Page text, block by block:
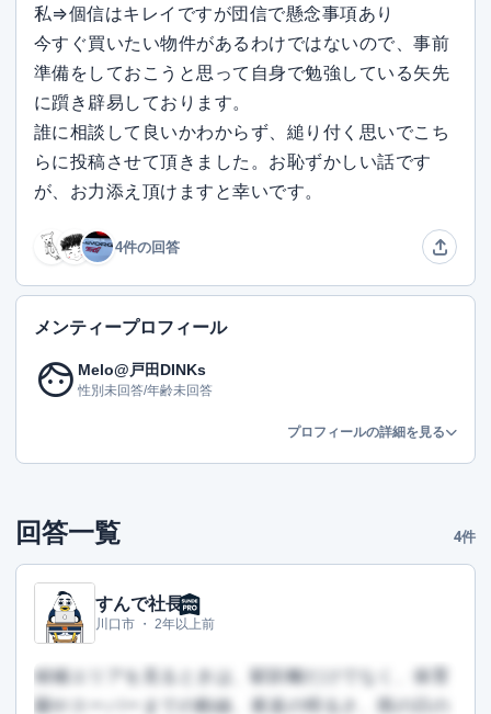
私⇒個信はキレイですが団信で懸念事項あり
今すぐ買いたい物件があるわけではないので、事前
準備をしておこうと思って自身で勉強している矢先
に躓き辟易しております。
誰に相談して良いかわからず、縋り付く思いでこち
らに投稿させて頂きました。お恥ずかしい話です
が、お力添え頂けますと幸いです。
4件の回答
メンティープロフィール
face Melo@戸田DINKs
性別未回答/年齢未回答
プロフィールの詳細を見る
回答一覧 4件
すんで社長
川口市 ・ 2年以上前
候補エリアを見るときは、駅距離だけでなく、保育
園やスーパーまでの動線、夜道の明るさ、雨の日の